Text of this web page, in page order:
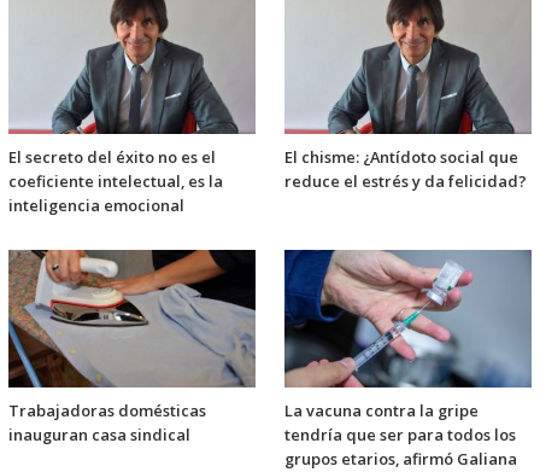
El secreto del éxito no es el
coeficiente intelectual, es la
inteligencia emocional
El chisme: ¿Antídoto social que
reduce el estrés y da felicidad?
Trabajadoras domésticas
inauguran casa sindical
La vacuna contra la gripe
tendría que ser para todos los
grupos etarios, afirmó Galiana